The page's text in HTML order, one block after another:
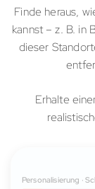
Finde heraus,
kannst – z. B. in
dieser
Erhalte
Personalisierung ·